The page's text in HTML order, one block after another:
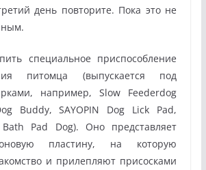
день повторите. Пока это не
специальное приспособление
питомца (выпускается под
например, Slow Feederdog
Buddy, SAYOPIN Dog Lick Pad,
Pad Dog). Оно представляет
пластину, на которую
и прилепляют присосками